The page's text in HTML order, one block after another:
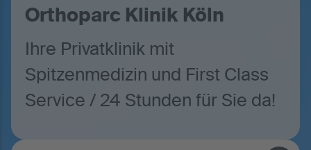
Orthoparc Klinik Köln
Ihre Privatklinik mit
Spitzenmedizin und First Class
Service / 24 Stunden für Sie da!